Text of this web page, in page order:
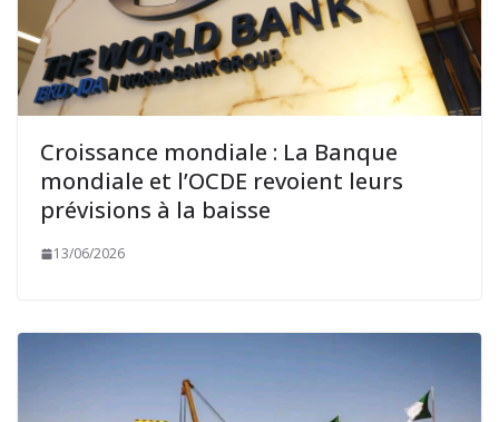
Croissance mondiale : La Banque
mondiale et l’OCDE revoient leurs
prévisions à la baisse
13/06/2026